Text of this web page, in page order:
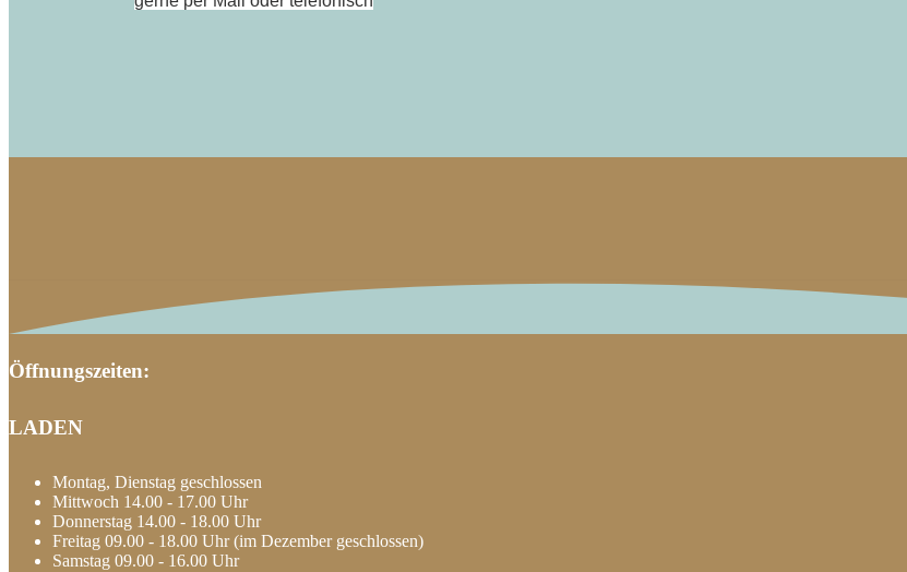
Öffnungszeiten:
LADEN
Montag, Dienstag geschlossen
Mittwoch 14.00 - 17.00 Uhr
Donnerstag 14.00 - 18.00 Uhr
Freitag 09.00 - 18.00 Uhr (im Dezember geschlossen)
Samstag 09.00 - 16.00 Uhr